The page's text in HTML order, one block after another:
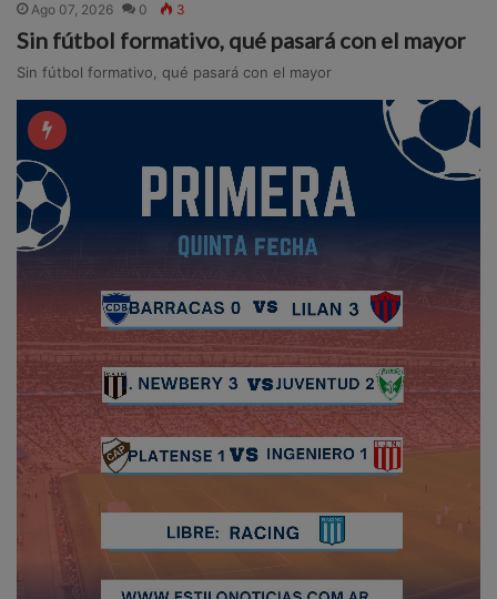
Ago 07, 2026 0 3
Sin fútbol formativo, qué pasará con el mayor
Sin fútbol formativo, qué pasará con el mayor